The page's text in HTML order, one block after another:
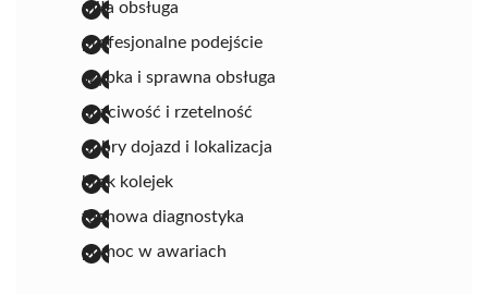
miła obsługa
profesjonalne podejście
szybka i sprawna obsługa
uczciwość i rzetelność
dobry dojazd i lokalizacja
brak kolejek
fachowa diagnostyka
pomoc w awariach